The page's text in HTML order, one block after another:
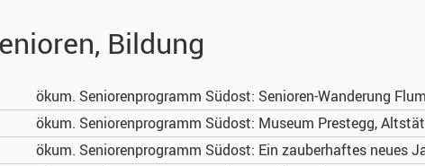
Bildung
ökum. Seniorenprogramm Südost: Senioren-Wanderung
ökum. Seniorenprogramm Südost: Museum Prestegg,
ökum. Seniorenprogramm Südost: Ein zauberhaftes neues